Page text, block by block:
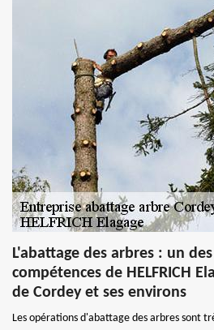
L'abattage des arbres : un
compétences de HELFRICH
de Cordey et ses environs
Les opérations d'abattage des arbres sont